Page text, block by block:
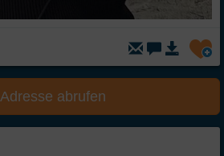
Adresse abrufen